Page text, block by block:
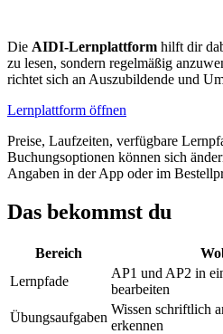
Die AIDI-Lernplattform hilft dir
zu lesen, sondern regelmäßig
richtet sich an Auszubildende und
Lernplattform öffnen
Preise, Laufzeiten, verfügbare
Buchungsoptionen können sich
Angaben in der App oder im
Das bekommst du
Bereich
Lernpfade
AP1 und AP2 in
bearbeiten
Übungsaufgaben
Wissen schriftlich
erkennen